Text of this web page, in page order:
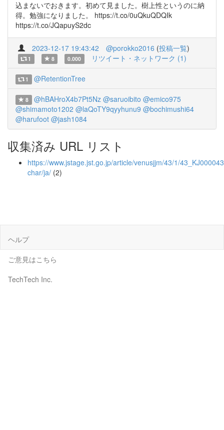
込まないでおきます。初めて見ました。樹上性というのに納
得。勉強になりました。 https://t.co/0uQkuQDQIk
https://t.co/JQapuyS2dc
2023-12-17 19:43:42 @porokko2016 (投稿一覧)
1 8 0.000 リツイート・ネットワーク (1)
1 @RetentionTree
8 @hBAHroX4b7Pt5Nz @saruoibito @emico975
@shimamoto1202 @laQoTY9qyyhunu9 @bochimushi64
@harufoot @jash1084
収集済み URL リスト
https://www.jstage.jst.go.jp/article/venusjjm/43/1/
char/ja/ (2)
ヘルプ
ご意見はこちら
TechTech Inc.